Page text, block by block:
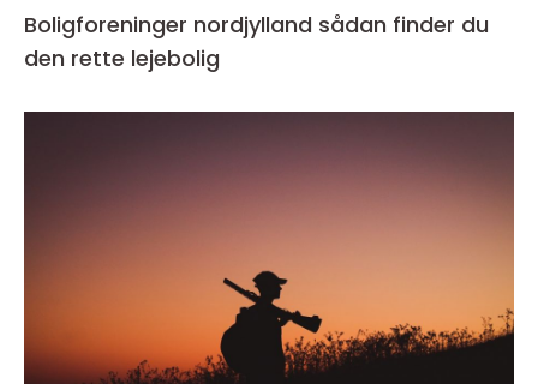
Boligforeninger nordjylland sådan finder du
den rette lejebolig